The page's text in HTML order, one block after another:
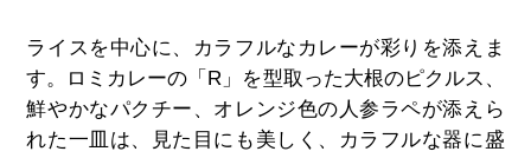
ライスを中心に、カラフルなカレーが彩りを添えま
す。ロミカレーの「R」を型取った大根のピクルス、
鮮やかなパクチー、オレンジ色の人参ラペが添えら
れた一皿は、見た目にも美しく、カラフルな器に盛